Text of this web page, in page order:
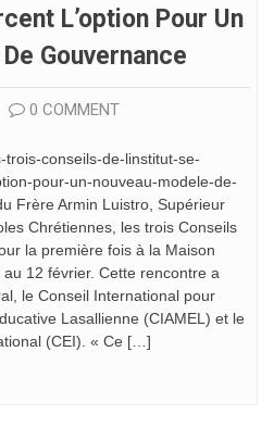
L’option Pour Un
Gouvernance
0 COMMENT
trois-conseils-de-linstitut-se-
pour-un-nouveau-modele-de-
Frère Armin Luistro, Supérieur
Chrétiennes, les trois Conseils
la première fois à la Maison
12 février. Cette rencontre a
le Conseil International pour
Lasallienne (CIAMEL) et le
(CEI). « Ce […]